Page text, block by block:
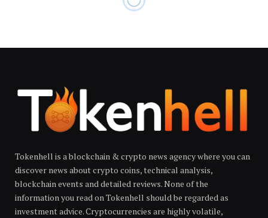
Tokenhell is a blockchain & crypto news agency where you can
discover news about crypto coins, technical analysis,
blockchain events and detailed reviews. None of the
information you read on Tokenhell should be regarded as
investment advice. Cryptocurrencies are highly volatile,